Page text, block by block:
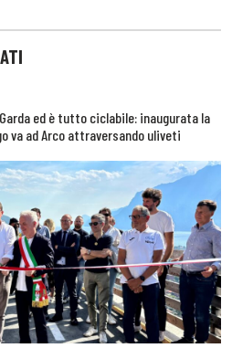
ed è tutto ciclabile: inaugurata la
va ad Arco attraversando uliveti